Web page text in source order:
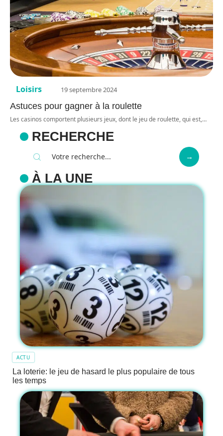
Loisirs 19 septembre 2024
Astuces pour gagner à la roulette
Les casinos comportent plusieurs jeux, dont le jeu de roulette, qui est,…
RECHERCHE
À LA UNE
ACTU
La loterie: le jeu de hasard le plus populaire de tous
les temps